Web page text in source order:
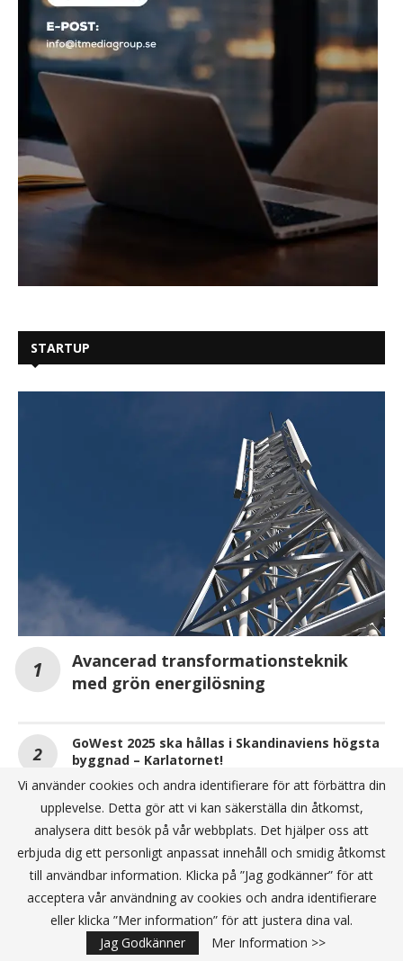
STARTUP
Avancerad transformationsteknik
med grön energilösning
GoWest 2025 ska hållas i Skandinaviens högsta
byggnad – Karlatornet!
Fullsatt när entreprenörskap och innovation
tog plats – fokus på framtidens kompetens
ANNONS
Vi använder cookies och andra identifierare för att förbättra din
upplevelse. Detta gör att vi kan säkerställa din åtkomst,
analysera ditt besök på vår webbplats. Det hjälper oss att
erbjuda dig ett personligt anpassat innehåll och smidig åtkomst
till användbar information. Klicka på ”Jag godkänner” för att
acceptera vår användning av cookies och andra identifierare
eller klicka ”Mer information” för att justera dina val.
Jag Godkänner
Mer Information >>